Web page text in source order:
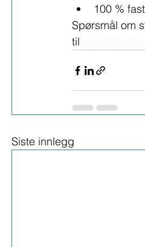
100 %
Spørsmål om
til
Siste innlegg